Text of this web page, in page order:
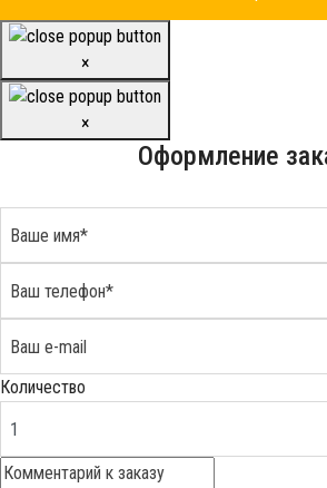
×
×
Оформление
Количество